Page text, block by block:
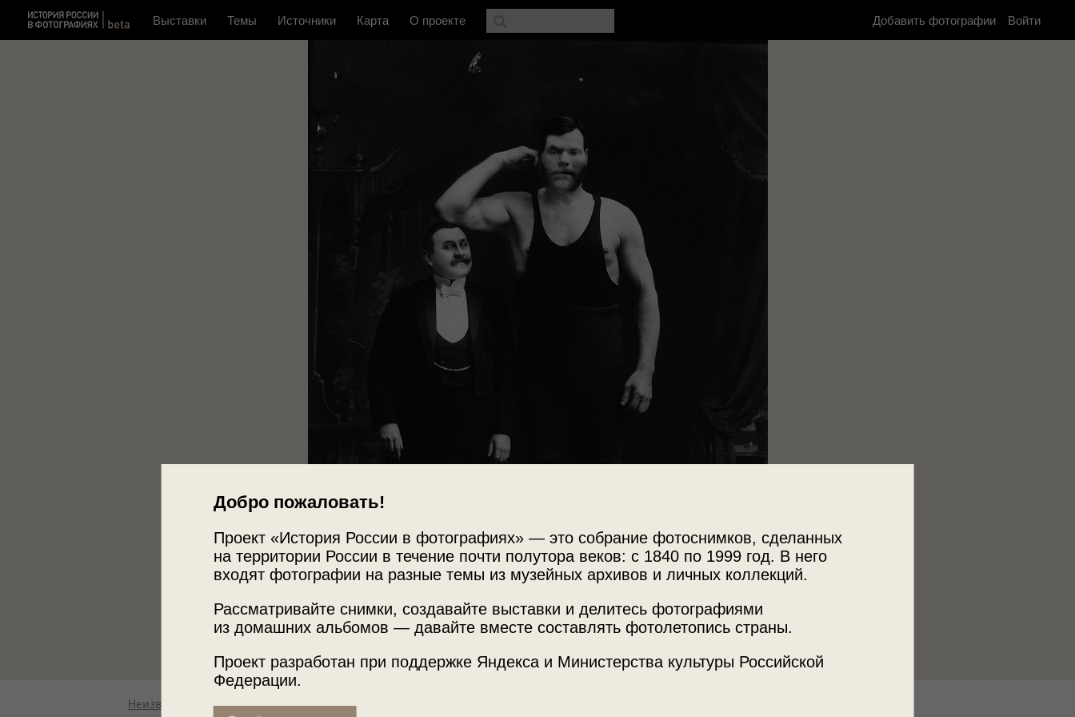
Добро пожаловать!
Проект «История России в фотографиях» — это собрание фотоснимков, сделанных
на территории России в течение почти полутора веков: с 1840 по 1999 год. В него
входят фотографии на разные темы из музейных архивов и личных коллекций.
Рассматривайте снимки, создавайте выставки и делитесь фотографиями
из домашних альбомов — давайте вместе составлять фотолетопись страны.
Проект разработан при поддержке Яндекса и Министерства культуры Российской
Федерации.
Выставки Темы Источники Карта О проекте Добавить фотографии Войти
Неизвестный автор